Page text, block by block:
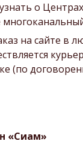
о
на сайте в
(по
«Сиам»